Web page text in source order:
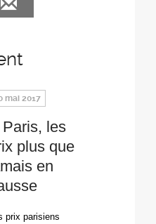
mai 2017
les
plus que
en
prix parisiens